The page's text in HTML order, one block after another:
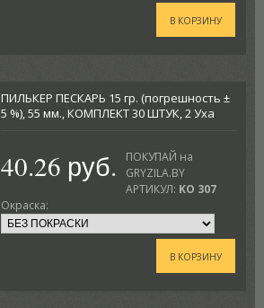
В КОРЗИНУ
ПИЛЬКЕР ПЕСКАРЬ 15 гр. (погрешность ±
5 %), 55 мм., КОМПЛЕКТ 30 ШТУК, 2 Уха
40.26 руб.
ПОКУПАЙ на
GRYZILA.BY
АРТИКУЛ: KO 307
Окраска:
В КОРЗИНУ